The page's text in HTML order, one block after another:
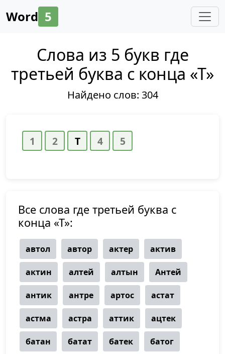
Word 5
Слова из 5 букв где
третьей буква с конца «Т»
Найдено слов: 304
Все слова где третьей буква с
конца «Т»:
автол автор актер актив
актин алтей алтын Антей
антик антре артос астат
астма астра аттик ацтек
батан батат батек батог